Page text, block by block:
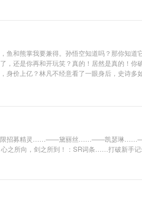
和熊掌我要兼得。孙悟空知道吗？那你知道
还是你再和开玩笑？真的！居然是真的！你
价上亿？林凡不经意看了一眼身后，史诗多
青……无限招募精灵……——黛丽丝……——凯瑟
心之所向，剑之所到！：SR词条……打破新